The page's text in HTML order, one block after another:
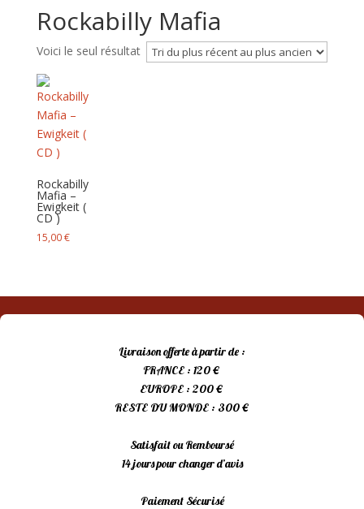
Rockabilly Mafia
Voici le seul résultat
Rockabilly
Mafia –
Ewigkeit (
CD )
15,00€
Livraison offerte à partir de :
FRANCE : 120 €
EUROPE : 200 €
RESTE DU MONDE : 300 €
Satisfait ou Remboursé
14 jours pour changer d’avis
Paiement Sécurisé